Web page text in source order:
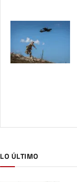
LO ÚLTIMO